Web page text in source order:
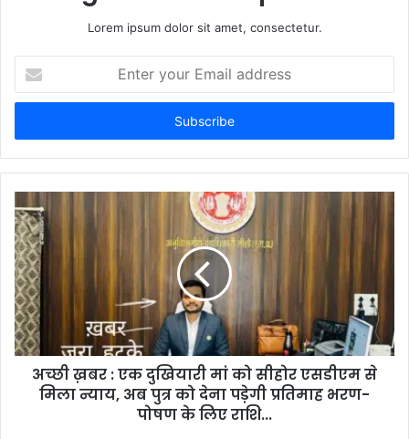
Lorem ipsum dolor sit amet, consectetur.
t
r
y
r
E
m
a
i
l
a
d
अच्छी ख़बर : एक दुखियारी मां को सीहोर एसडीएम से
मिला न्याय, अब पुत्र को देना पड़ेगी प्रतिमाह भरण-
पोषण के लिए राशि...